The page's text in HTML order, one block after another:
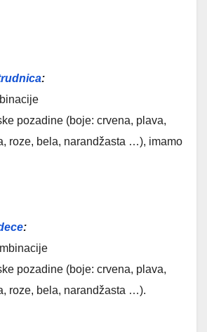
:
pozadine (boje: crvena, plava,
roze, bela, narandžasta …), imamo
:
pozadine (boje: crvena, plava,
roze, bela, narandžasta …).